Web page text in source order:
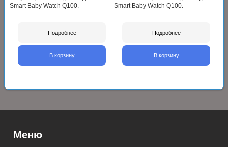
Smart Baby Watch Q100.
Подробнее
В корзину
Smart Baby Watch Q100.
Подробнее
В корзину
Меню